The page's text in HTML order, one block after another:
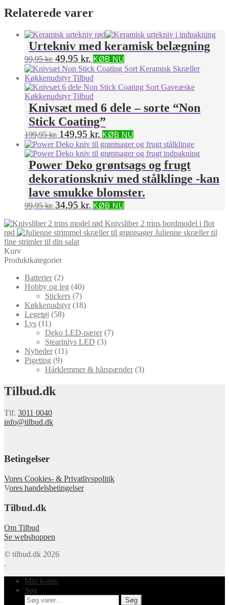
Relaterede varer
Urtekniv med keramisk belægning
99,95kr. Original
price
was:
99,95 kr..
49,95 kr. Current
price
is:
49,95 kr..
KØB NU
Knivsæt med 6 dele – sorte “Non
Stick Coating”
199,95kr. Original
price
was:
199,95 kr..
149,95 kr. Current
price
is:
149,95 kr..
KØB NU
Power Deko grøntsags og frugt
dekorationskniv med stålklinge -kan
lave smukke blomster.
99,95kr. Original
price
was:
99,95 kr..
34,95 kr. Current
price
is:
34,95 kr..
KØB NU
Knivsliber 2 trins bordmodel i flot
rød
Julienne skræller til
fine strimler til din salat
Kurv
Produktkategorier
Batterier (2)
Hobby og leg (40)
Stickers (7)
Køkkenudstyr (18)
Legetøj (58)
Lys (11)
Deko LED-pærer (7)
Stearinlys LED (3)
Nyheder (11)
Pigeting (9)
Hårklemmer & hårspænder (3)
Tilbud.dk
Tlf. 3011 0040
info@tilbud.dk
Betingelser
Vores Cookies- & Privatlivspolitik
Vores handelsbetingelser
Tilbud.dk
Om Tilbud
Se webshoppen
© tilbud.dk 2026
.
Min konto
Søg
Søg
Søg